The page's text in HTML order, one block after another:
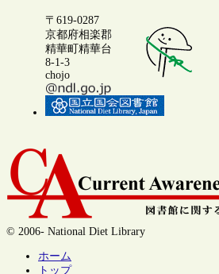
〒619-0287
京都府相楽郡
精華町精華台
8-1-3
chojo
© 2006- National Diet Library
ホーム
トップ